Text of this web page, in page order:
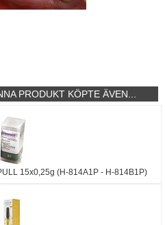
PRODUKT KÖPTE ÄVEN...
15x0,25g (H-814A1P - H-814B1P)